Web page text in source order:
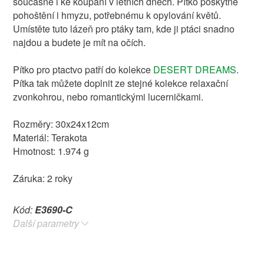
pohoštění i hmyzu, potřebnému k opylování květů.
Umístěte tuto lázeň pro ptáky tam, kde ji ptáci snadno
najdou a budete je mít na očích.
Pítko pro ptactvo patří do kolekce DESERT DREAMS.
Pítka tak můžete doplnit ze stejné kolekce relaxační
zvonkohrou, nebo romantickými lucerničkami.
Rozměry: 30x24x12cm
Materiál: Terakota
Hmotnost: 1.974 g
Záruka: 2 roky
Kód: E3690-C
Další parametry